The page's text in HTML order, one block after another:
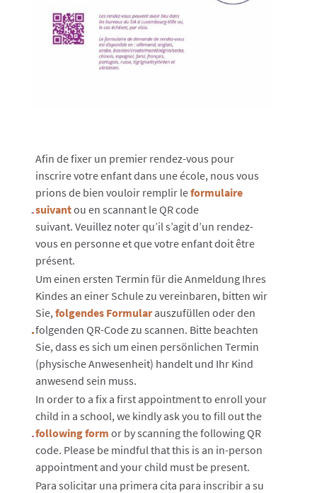
Afin de fixer un premier rendez-vous pour
inscrire votre enfant dans une école, nous vous
prions de bien vouloir remplir leformulaire
suivantou en scannant le QR code
suivant. Veuillez noter qu’il s’agit d’un rendez-
vous en personne et que votre enfant doit être
présent.
Um einen ersten Termin für die Anmeldung Ihres
Kindes an einer Schule zu vereinbaren, bitten wir
Sie, folgendes Formularauszufüllen oder den
folgenden QR-Code zu scannen. Bitte beachten
Sie, dass es sich um einen persönlichen Termin
(physische Anwesenheit) handelt und Ihr Kind
anwesend sein muss.
In order to a fix a first appointment to enroll your
child in a school, we kindly ask you to fill out the
following form or by scanning the following QR
code. Please be mindful that this is an in-person
appointment and your child must be present.
Para solicitar una primera cita para inscribir a su